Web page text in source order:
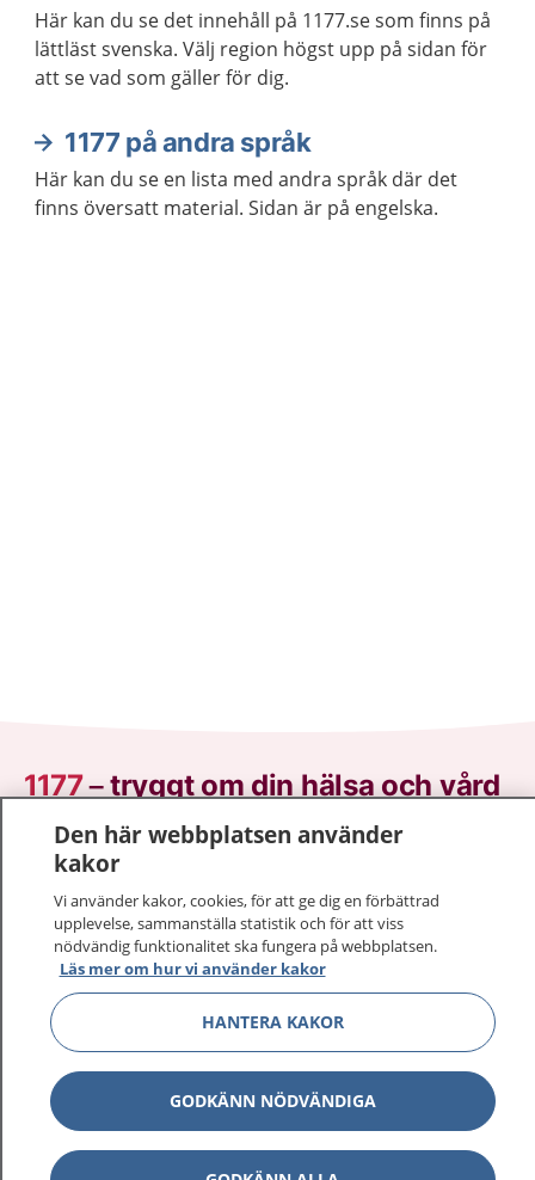
Här kan du se det innehåll på 1177.se som finns på
lättläst svenska. Välj region högst upp på sidan för
att se vad som gäller för dig.
1177 på andra språk
Här kan du se en lista med andra språk där det
finns översatt material. Sidan är på engelska.
1177–tryggt om din hälsa och vård
På 1177.se får du råd om hälsa och information om
sjukdomar och vilka mottagningar du kan kontakta.
Logga in för att läsa din journal och göra dina
vårdärenden. Ring telefonnummer 1177 för
sjukvårdsrådgivning dygnet runt.
1177 ger dig råd när du vill må bättre.
1177 på flera språk Visa
Den här webbplatsen använder
kakor
Vi använder kakor, cookies, för att ge dig en förbättrad
upplevelse, sammanställa statistik och för att viss
nödvändig funktionalitet ska fungera på webbplatsen.
Läs mer om hur vi använder kakor
HANTERA KAKOR
GODKÄNN NÖDVÄNDIGA